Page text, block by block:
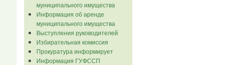
муниципального имущества
Информация об аренде
муниципального имущества
Выступления руководителей
Избирательная комиссия
Прокуратура информирует
Информация ГУФССП